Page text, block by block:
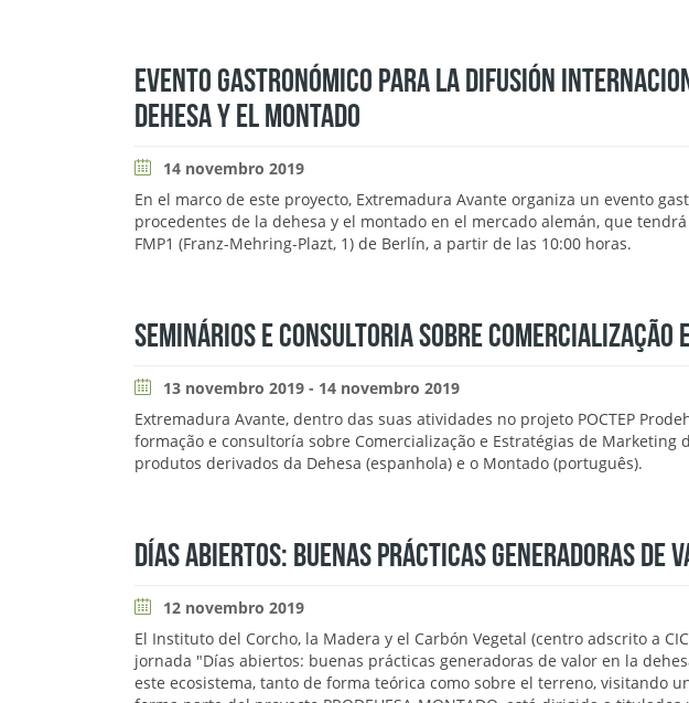
EVENTO GASTRONÓMICO PARA LA DIFUSIÓN
DEHESA Y EL MONTADO
14 novembro 2019
En el marco de este proyecto, Extremadura Avante organiza un evento
procedentes de la dehesa y el montado en el mercado alemán, que
FMP1 (Franz-Mehring-Plazt, 1) de Berlín, a partir de las 10:00 horas.
SEMINÁRIOS E CONSULTORIA SOBRE COMERCIALIZAÇÃO
13 novembro 2019 - 14 novembro 2019
Extremadura Avante, dentro das suas atividades no projeto POCTEP
formação e consultoría sobre Comercialização e Estratégias de
produtos derivados da Dehesa (espanhola) e o Montado (português).
DÍAS ABIERTOS: BUENAS PRÁCTICAS GENERADORAS DE
12 novembro 2019
El Instituto del Corcho, la Madera y el Carbón Vegetal (centro adscrito a
jornada "Días abiertos: buenas prácticas generadoras de valor en la
este ecosistema, tanto de forma teórica como sobre el terreno, visitando